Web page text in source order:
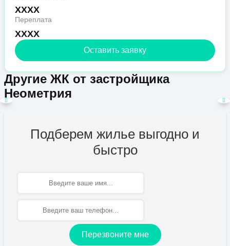
XXXX
Переплата
XXXX
Оставить заявку
Другие ЖК от застройщика
Неометрия
Подберем жилье выгодно и
быстро
Перезвоните мне